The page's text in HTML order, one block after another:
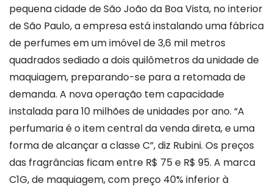
pequena cidade de São João da Boa Vista, no interior
de São Paulo, a empresa está instalando uma fábrica
de perfumes em um imóvel de 3,6 mil metros
quadrados sediado a dois quilômetros da unidade de
maquiagem, preparando-se para a retomada de
demanda. A nova operação tem capacidade
instalada para 10 milhões de unidades por ano. “A
perfumaria é o item central da venda direta, e uma
forma de alcançar a classe C”, diz Rubini. Os preços
das fragrâncias ficam entre R$ 75 e R$ 95. A marca
C1G, de maquiagem, com preço 40% inferior à